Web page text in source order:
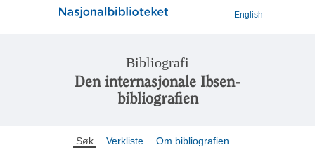
English
Bibliografi
Den internasjonale Ibsen-
bibliografien
Søk Verkliste Om bibliografien